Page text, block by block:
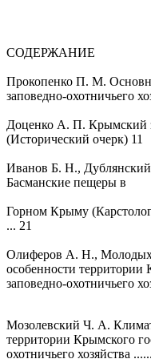
СОДЕРЖАНИЕ
Прокопенко П. М.
заповедно-охотничьего
Доценко А. П. Крымский
(Исторический очерк) 11
Иванов Б. Н.,
Басманские пещеры в
Горном Крыму
... 21
Олиферов А. Н.,
особенности территории
заповедно-охотничьего
Мозолевский Ч. А.
территории Крымского
охотничьего хозяйства